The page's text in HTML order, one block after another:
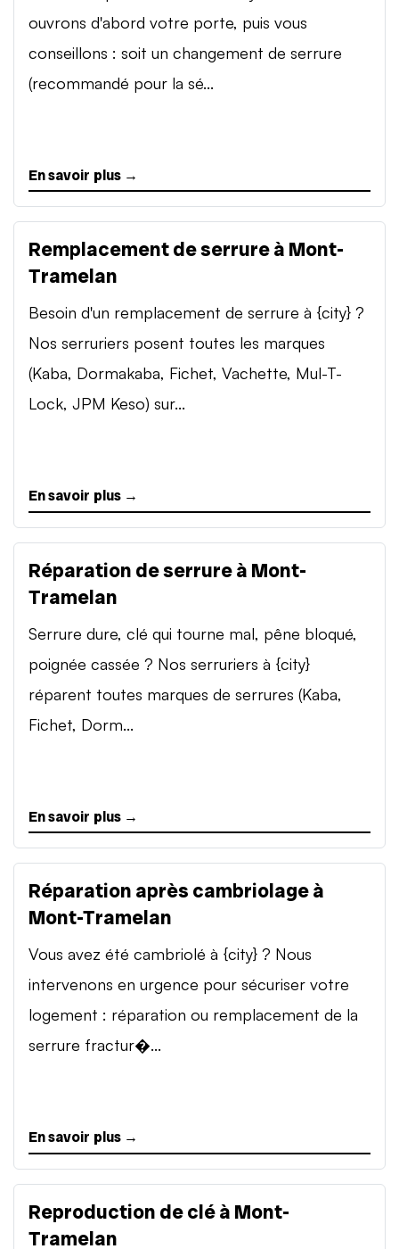
ouvrons d'abord votre porte, puis vous
conseillons : soit un changement de serrure
(recommandé pour la sé...
En savoir plus →
Remplacement de serrure à Mont-
Tramelan
Besoin d'un remplacement de serrure à {city} ?
Nos serruriers posent toutes les marques
(Kaba, Dormakaba, Fichet, Vachette, Mul-T-
Lock, JPM Keso) sur...
En savoir plus →
Réparation de serrure à Mont-
Tramelan
Serrure dure, clé qui tourne mal, pêne bloqué,
poignée cassée ? Nos serruriers à {city}
réparent toutes marques de serrures (Kaba,
Fichet, Dorm...
En savoir plus →
Réparation après cambriolage à
Mont-Tramelan
Vous avez été cambriolé à {city} ? Nous
intervenons en urgence pour sécuriser votre
logement : réparation ou remplacement de la
serrure fractur�...
En savoir plus →
Reproduction de clé à Mont-
Tramelan